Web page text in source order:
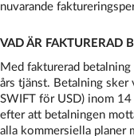
nuvarande
VAD ÄR FAKTURERAD
Med fakturerad
års tjänst. Betalning sker
SWIFT för USD) inom
efter att betalningen
alla kommersiella planer